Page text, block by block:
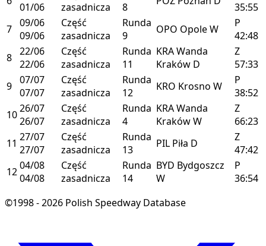
01/06
zasadnicza
8
35:55
7 09/06
09/06
Część
zasadnicza
Runda
9
OPO OpoleW
P
42:48
8 22/06
22/06
Część
zasadnicza
Runda
11
KRAWanda
Kraków D
Z
57:33
9 07/07
07/07
Część
zasadnicza
Runda
12
KRO Krosno W
P
38:52
1026/07
26/07
Część
zasadnicza
Runda
4
KRAWanda
KrakówW
Z
66:23
11 27/07
27/07
Część
zasadnicza
Runda
13
PIL Piła D
Z
47:42
1204/08
04/08
Część
zasadnicza
Runda
14
BYD Bydgoszcz
W
P
36:54
©1998 - 2026 Polish Speedway Database